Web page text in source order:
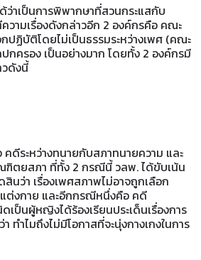
าเป็นการพิพากษาที่สวนกระแสกับ
วามเรื่องดังกล่าวอีก 2 องค์กรคือ คณะ
ปฏิบัติโดยไม่เป็นธรรมระหว่างเพศ (คณะ
กครอง เป็นอย่างมาก โดยทั้ง 2 องค์กรมี
ดังนี้
ระหว่างทนายกับสภาทนายความ และ
ตยสภา ที่ทั้ง 2 กรณีนี้ วลพ. ได้ขับเน้น
นว่า เรื่องเพศสภาพไม่อาจถูกเลือก
แต่งกาย และอีกกรณีหนึ่งคือ คดี
เป็นผู้หญิงได้ร้องเรียนประเด็นเรื่องการ
ทำไมถึงไม่มีโอกาสที่จะนุ่งกางเกงในการ